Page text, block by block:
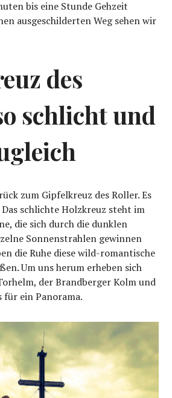
bis eine Stunde Gehzeit
ausgeschilderten Weg sehen wir
des
schlicht und
zum Gipfelkreuz des Roller. Es
schlichte Holzkreuz steht im
die sich durch die dunklen
Sonnenstrahlen gewinnen
die Ruhe diese wild-romantische
Um uns herum erheben sich
der Brandberger Kolm und
für ein Panorama.